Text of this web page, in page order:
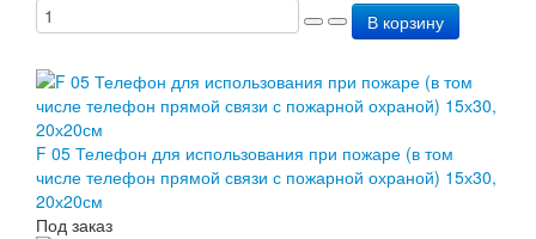
В корзину
F 05 Телефон для использования при пожаре (в том
числе телефон прямой связи с пожарной охраной) 15х30,
20х20см
Под заказ